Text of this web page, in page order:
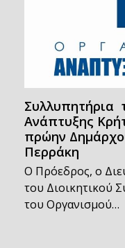
Συλλυπητήρια
Ανάπτυξης
πρώην
Περράκη
Ο Πρόεδρος, ο
του Διοικητικού
του Οργανισμού…